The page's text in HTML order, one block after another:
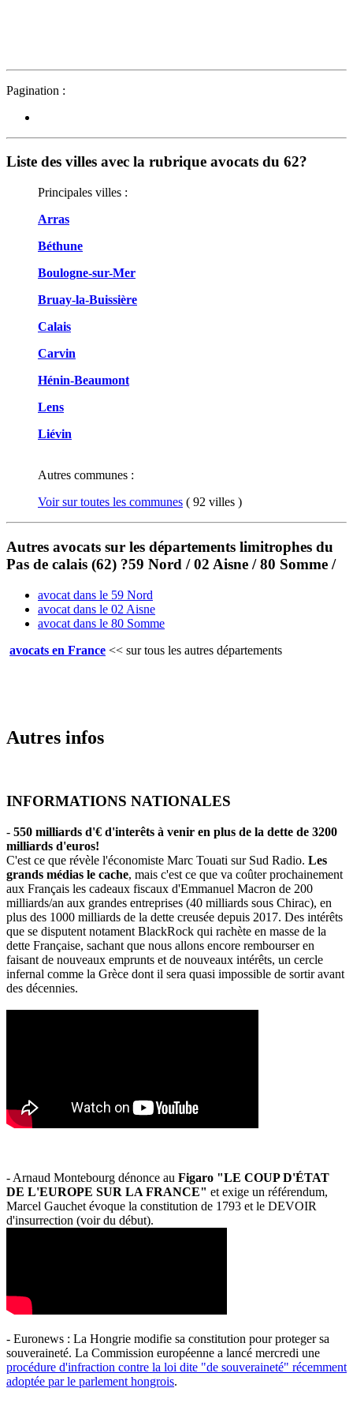
Pagination :
Liste des villes avec la rubrique avocats du 62?
Principales villes :
Arras
Béthune
Boulogne-sur-Mer
Bruay-la-Buissière
Calais
Carvin
Hénin-Beaumont
Lens
Liévin
Autres communes :
Voir sur toutes les communes ( 92 villes )
Autres avocats sur les départements limitrophes du
Pas de calais (62) ?59 Nord / 02 Aisne / 80 Somme /
avocat dans le 59 Nord
avocat dans le 02 Aisne
avocat dans le 80 Somme
avocats en France << sur tous les autres départements
Autres infos
INFORMATIONS NATIONALES
- 550 milliards d'€ d'interêts à venir en plus de la dette de 3200
milliards d'euros!
C'est ce que révèle l'économiste Marc Touati sur Sud Radio. Les
grands médias le cache, mais c'est ce que va coûter prochainement
aux Français les cadeaux fiscaux d'Emmanuel Macron de 200
milliards/an aux grandes entreprises (40 milliards sous Chirac), en
plus des 1000 milliards de la dette creusée depuis 2017. Des intérêts
que se disputent notament BlackRock qui rachète en masse de la
dette Française, sachant que nous allons encore rembourser en
faisant de nouveaux emprunts et de nouveaux intérêts, un cercle
infernal comme la Grèce dont il sera quasi impossible de sortir avant
des décennies.
- Arnaud Montebourg dénonce au Figaro "LE COUP D'ÉTAT
DE L'EUROPE SUR LA FRANCE" et exige un référendum,
Marcel Gauchet évoque la constitution de 1793 et le DEVOIR
d'insurrection (voir du début).
- Euronews : La Hongrie modifie sa constitution pour proteger sa
souveraineté. La Commission européenne a lancé mercredi une
procédure d'infraction contre la loi dite "de souveraineté" récemment
adoptée par le parlement hongrois.